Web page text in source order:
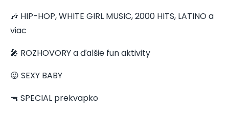
🎶 HIP-HOP, WHITE GIRL MUSIC, 2000 HITS, LATINO a
viac
🎤 ROZHOVORY a ďalšie fun aktivity
😜 SEXY BABY
🔫 SPECIAL prekvapko